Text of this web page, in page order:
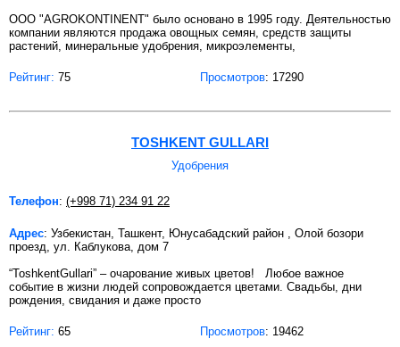
ООО "AGROKONTINENT" было основано в 1995 году. Деятельностью
компании являются продажа овощных семян, средств защиты
растений, минеральные удобрения, микроэлементы,
Рейтинг: 75 Просмотров: 17290
TOSHKENT GULLARI
Удобрения
Телефон: (+998 71) 234 91 22
Адрес: Узбекистан, Ташкент, Юнусабадский район , Олой бозори
проезд, ул. Каблукова, дом 7
“ToshkentGullari” – очарование живых цветов! Любое важное
событие в жизни людей сопровождается цветами. Свадьбы, дни
рождения, свидания и даже просто
Рейтинг: 65 Просмотров: 19462